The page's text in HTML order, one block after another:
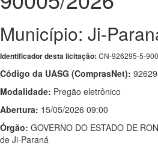
Município: Ji-
Identificador desta licitação: CN-926295-5-
Código da UASG (ComprasNet):
Modalidade: Pregão eletrônico
Abertura: 15/05/2026 09:00
Órgão: GOVERNO DO ESTADO DE
de Ji-Paraná